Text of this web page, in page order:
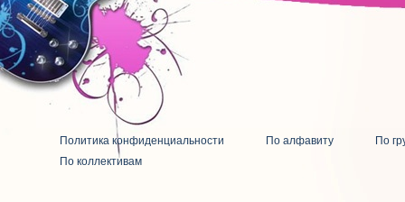
Политика конфиденциальности По алфавиту
По
По коллективам